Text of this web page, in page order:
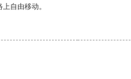
自由移动。